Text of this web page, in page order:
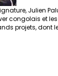
Julien
congolais et
projets, dont